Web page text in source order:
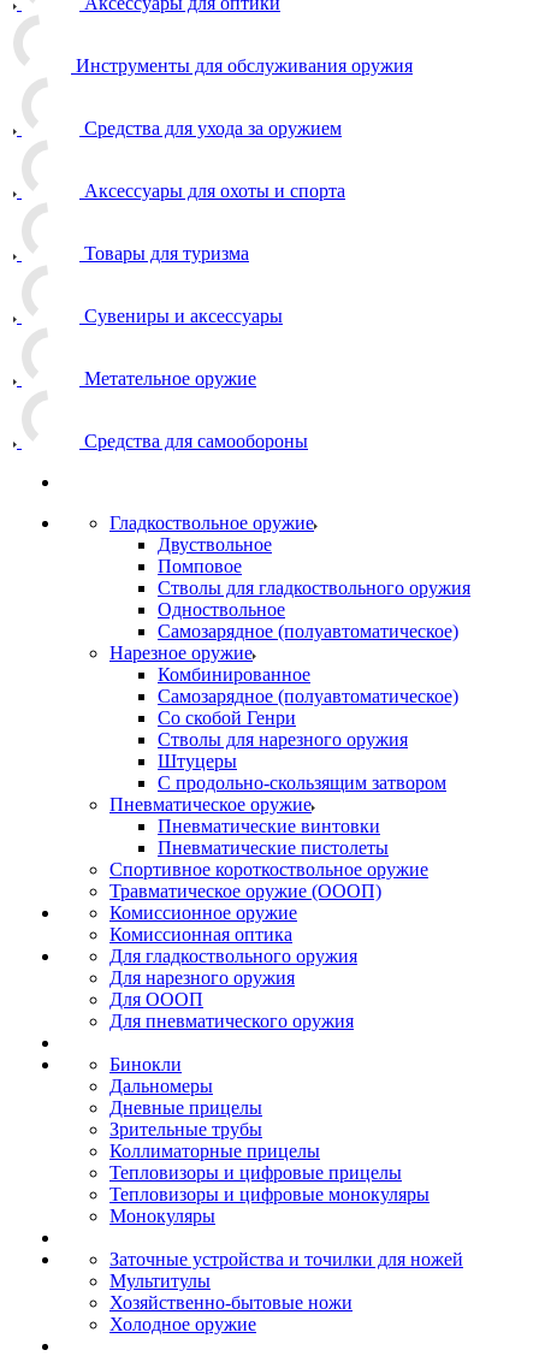
Инструменты для обслуживания оружия
Средства для ухода за оружием
Аксессуары для охоты и спорта
Товары для туризма
Сувениры и аксессуары
Метательное оружие
Средства для самообороны
Гладкоствольное оружие
Двуствольное
Помповое
Стволы для гладкоствольного оружия
Одноствольное
Самозарядное (полуавтоматическое)
Нарезное оружие
Комбинированное
Самозарядное (полуавтоматическое)
Со скобой Генри
Стволы для нарезного оружия
Штуцеры
С продольно-скользящим затвором
Пневматическое оружие
Пневматические винтовки
Пневматические пистолеты
Спортивное короткоствольное оружие
Травматическое оружие (ОООП)
Комиссионное оружие
Комиссионная оптика
Для гладкоствольного оружия
Для нарезного оружия
Для ОООП
Для пневматического оружия
Бинокли
Дальномеры
Дневные прицелы
Зрительные трубы
Коллиматорные прицелы
Тепловизоры и цифровые прицелы
Тепловизоры и цифровые монокуляры
Монокуляры
Заточные устройства и точилки для ножей
Мультитулы
Хозяйственно-бытовые ножи
Холодное оружие